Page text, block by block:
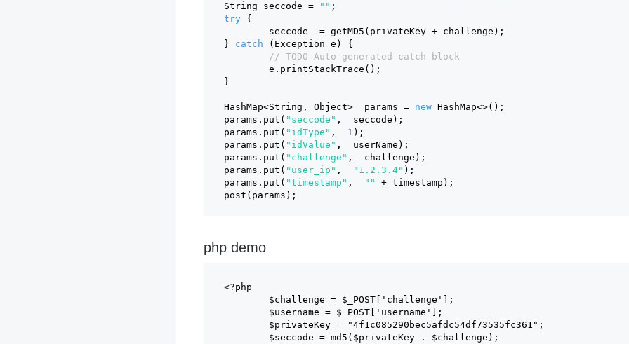
String seccode =
"" ;
try {
	seccode  = getMD5(privateKey + challenge);
} catch (Exception e) {
// TODO Auto-generated catch block
	e.printStackTrace();
}
HashMap<String, Object>  params = new HashMap<>();
params.put( "seccode" ,  seccode);
params.put( "idType" , 1 );
params.put( "idValue" ,  userName);
params.put( "challenge" ,  challenge);
params.put( "user_ip" , "1.2.3.4" );
params.put( "timestamp" , ""
+ timestamp);
post(params);
php demo
<?php
	$challenge = $_POST['challenge'];
	$username = $_POST['username'];
	$privateKey = "4f1c085290bec5afdc54df73535fc361";
	$seccode = md5($privateKey . $challenge);